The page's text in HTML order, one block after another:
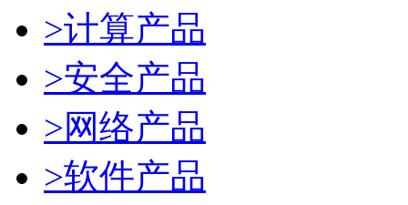
>计算产品
>安全产品
>网络产品
>软件产品